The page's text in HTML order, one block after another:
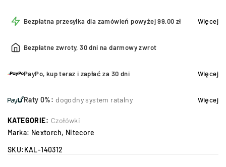
Bezpłatna przesyłka dla zamówień powyżej 99,00 zł Więcej
Bezpłatne zwroty, 30 dni na darmowy zwrot
PayPo, kup teraz i zapłać za 30 dni Więcej
Raty 0%: dogodny system ratalny Więcej
KATEGORIE: Czołówki
Marka: Nextorch, Nitecore
SKU:KAL-140312